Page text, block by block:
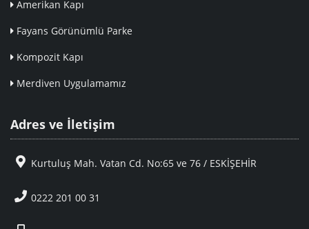
Amerikan Kapı
Fayans Görünümlü Parke
Kompozit Kapı
Merdiven Uygulamamız
Adres ve İletişim
Kurtuluş Mah. Vatan Cd. No:65 ve 76 / ESKİŞEHİR
0222 201 00 31